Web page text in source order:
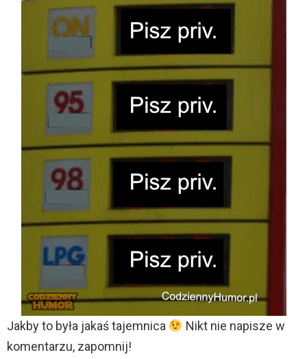
Jakby to była jakaś tajemnica
Nikt nie napisze w
komentarzu, zapomnij!